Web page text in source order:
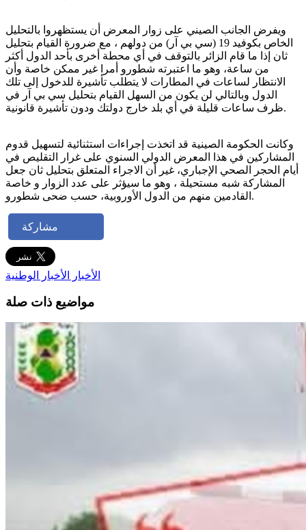
ويفرض الجانب الصيني على زوار المعرض أن يستظهروا بالتحليل
الخاص بكوفيد 19 (سي بي آر) من دولهم ، مع ضرورة القيام بتحليل
ثان إذا ما قام الزائر بالتوقف في أي محطة أخرى بأحد الدول أكثر
من ساعة، وهو ما اعتبرته شطورو أمرا غير ممكن خاصة وأن
الانتظار لساعات في المطارات لا يتطلب تأشيرة للدخول إلى تلك
الدول وبالتالي لن يكون من السهل القيام بتحليل سي بي آر في
ظرف ساعات قليلة في أي بلد خارج دولتك ودون تأشيرة قانونية.
وكانت الحكومة الصينية قد اتخذت إجراءات استثنائية لتسهيل قدوم
المشاركين في هذا المعرض الدولي السنوي على غرار التقليص في
أيام الحجر الصحي الإجباري، غير أن الاجراء المتعلق بتحليل ثان جعل
المشاركة شبه مستحيلة ، وهو ما سيؤثر على عدد الزوار و خاصة
القادمين منهم من الدول الأوروبية، حسب ضحى شطورو.
مشاركة
الأخبار الأخبار الوطنية
مواضيع ذات صلة